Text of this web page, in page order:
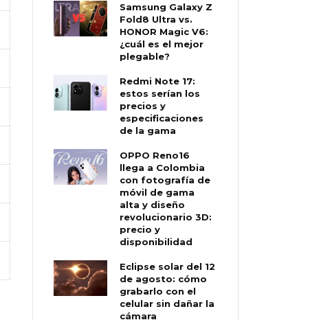
Samsung Galaxy Z
Fold8 Ultra vs.
HONOR Magic V6:
¿cuál es el mejor
plegable?
Redmi Note 17:
estos serían los
precios y
especificaciones
de la gama
OPPO Reno16
llega a Colombia
con fotografía de
móvil de gama
alta y diseño
revolucionario 3D:
precio y
disponibilidad
Eclipse solar del 12
de agosto: cómo
grabarlo con el
celular sin dañar la
cámara